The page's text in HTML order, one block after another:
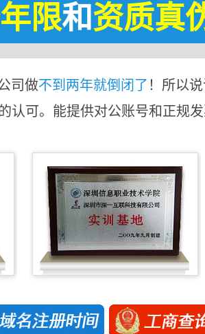
限和资质真
司做不到两年就倒闭了 ！所以
认可。能提供对公账号和正规